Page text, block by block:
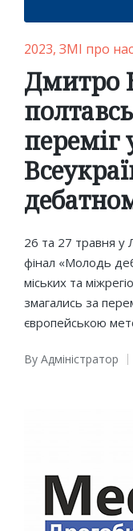
Posted
in
2023 ЗМІ про нас
Дмитро
переміг
26 та 27 травня у
фінал «Молодь
міських та
змагались за
європейською
Posted
By Адміністратор